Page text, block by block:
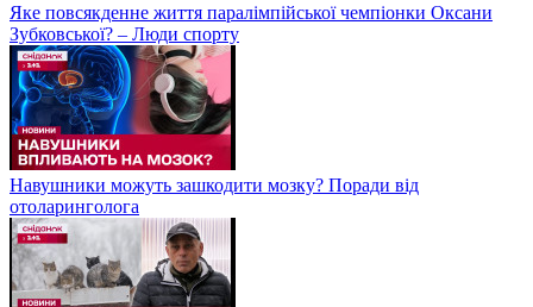
Яке повсякденне життя паралімпійської чемпіонки Оксани
Зубковської? – Люди спорту
Навушники можуть зашкодити мозку? Поради від
отоларинголога